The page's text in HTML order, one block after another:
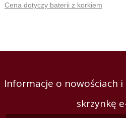
Cena dotyczy baterii z korkiem
Informacje o nowościach
skrzynkę